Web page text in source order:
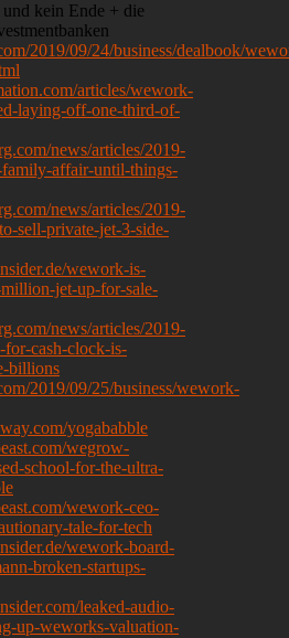
kein Ende + die
2019/09/24/business/dealbook/
articles/wework-
laying-off-one-third-of-
news/articles/2019-
affair-until-things-
news/articles/2019-
sell-private-jet-3-side-
wework-is-
jet-up-for-sale-
news/articles/2019-
cash-clock-is-
billions
2019/09/25/business/wework-
yogababble
wegrow-
school-for-the-ultra-
wework-ceo-
tale-for-tech
wework-board-
broken-startups-
leaked-audio-
up-weworks-valuation-